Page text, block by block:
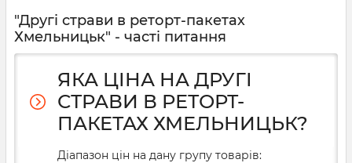
"Другі страви в реторт-пакетах
Хмельницьк" - часті питання
ЯКА ЦІНА НА ДРУГІ
СТРАВИ В РЕТОРТ-
ПАКЕТАХ ХМЕЛЬНИЦЬК?
Діапазон цін на дану групу товарів: